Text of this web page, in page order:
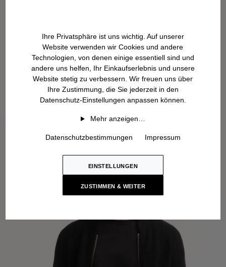
Ihre Privatsphäre ist uns wichtig. Auf unserer
Website verwenden wir Cookies und andere
Technologien, von denen einige essentiell sind und
andere uns helfen, Ihr Einkaufserlebnis und unsere
Website stetig zu verbessern. Wir freuen uns über
Ihre Zustimmung, die Sie jederzeit in den
Datenschutz-Einstellungen anpassen können.
Mehr anzeigen…
Datenschutzbestimmungen Impressum
EINSTELLUNGEN
ZUSTIMMEN & WEITER